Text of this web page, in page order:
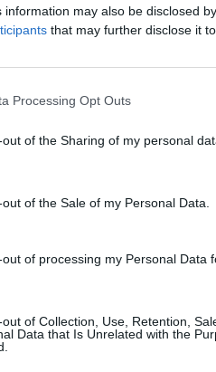
information may also be disclosed
that may further disclose it
Processing Opt Outs
of the Sharing of my personal
of the Sale of my Personal Data.
of processing my Personal Data
of Collection, Use, Retention,
Data that Is Unrelated with the
牺牲。想象一下，是否有
来持续不断地服用抗炎药
导致像弹珠大小的球在你
多人...而且如果有的话，当
来的回应
的